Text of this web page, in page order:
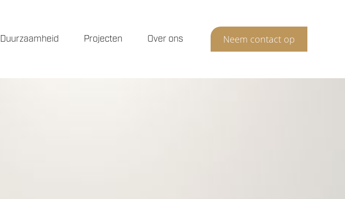
Duurzaamheid Projecten Over ons Neem contact op